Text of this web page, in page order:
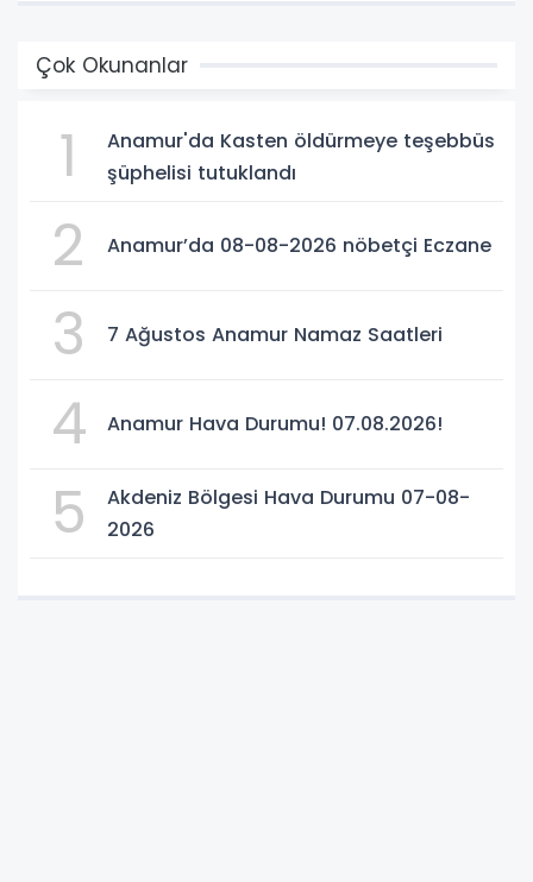
Çok Okunanlar
1
Anamur'da Kasten öldürmeye teşebbüs
şüphelisi tutuklandı
2 Anamur’da 08-08-2026 nöbetçi Eczane
3 7 Ağustos Anamur Namaz Saatleri
4 Anamur Hava Durumu! 07.08.2026!
5
Akdeniz Bölgesi Hava Durumu 07-08-
2026